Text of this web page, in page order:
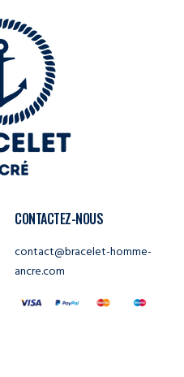
CONTACTEZ-NOUS
contact@bracelet-homme-
ancre.com